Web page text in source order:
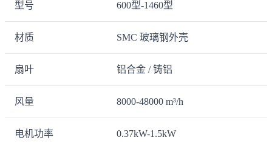
型号 600型-1460型
材质 SMC 玻璃钢外壳
扇叶 铝合金 / 铸铝
风量 8000-48000 m³/h
电机功率 0.37kW-1.5kW